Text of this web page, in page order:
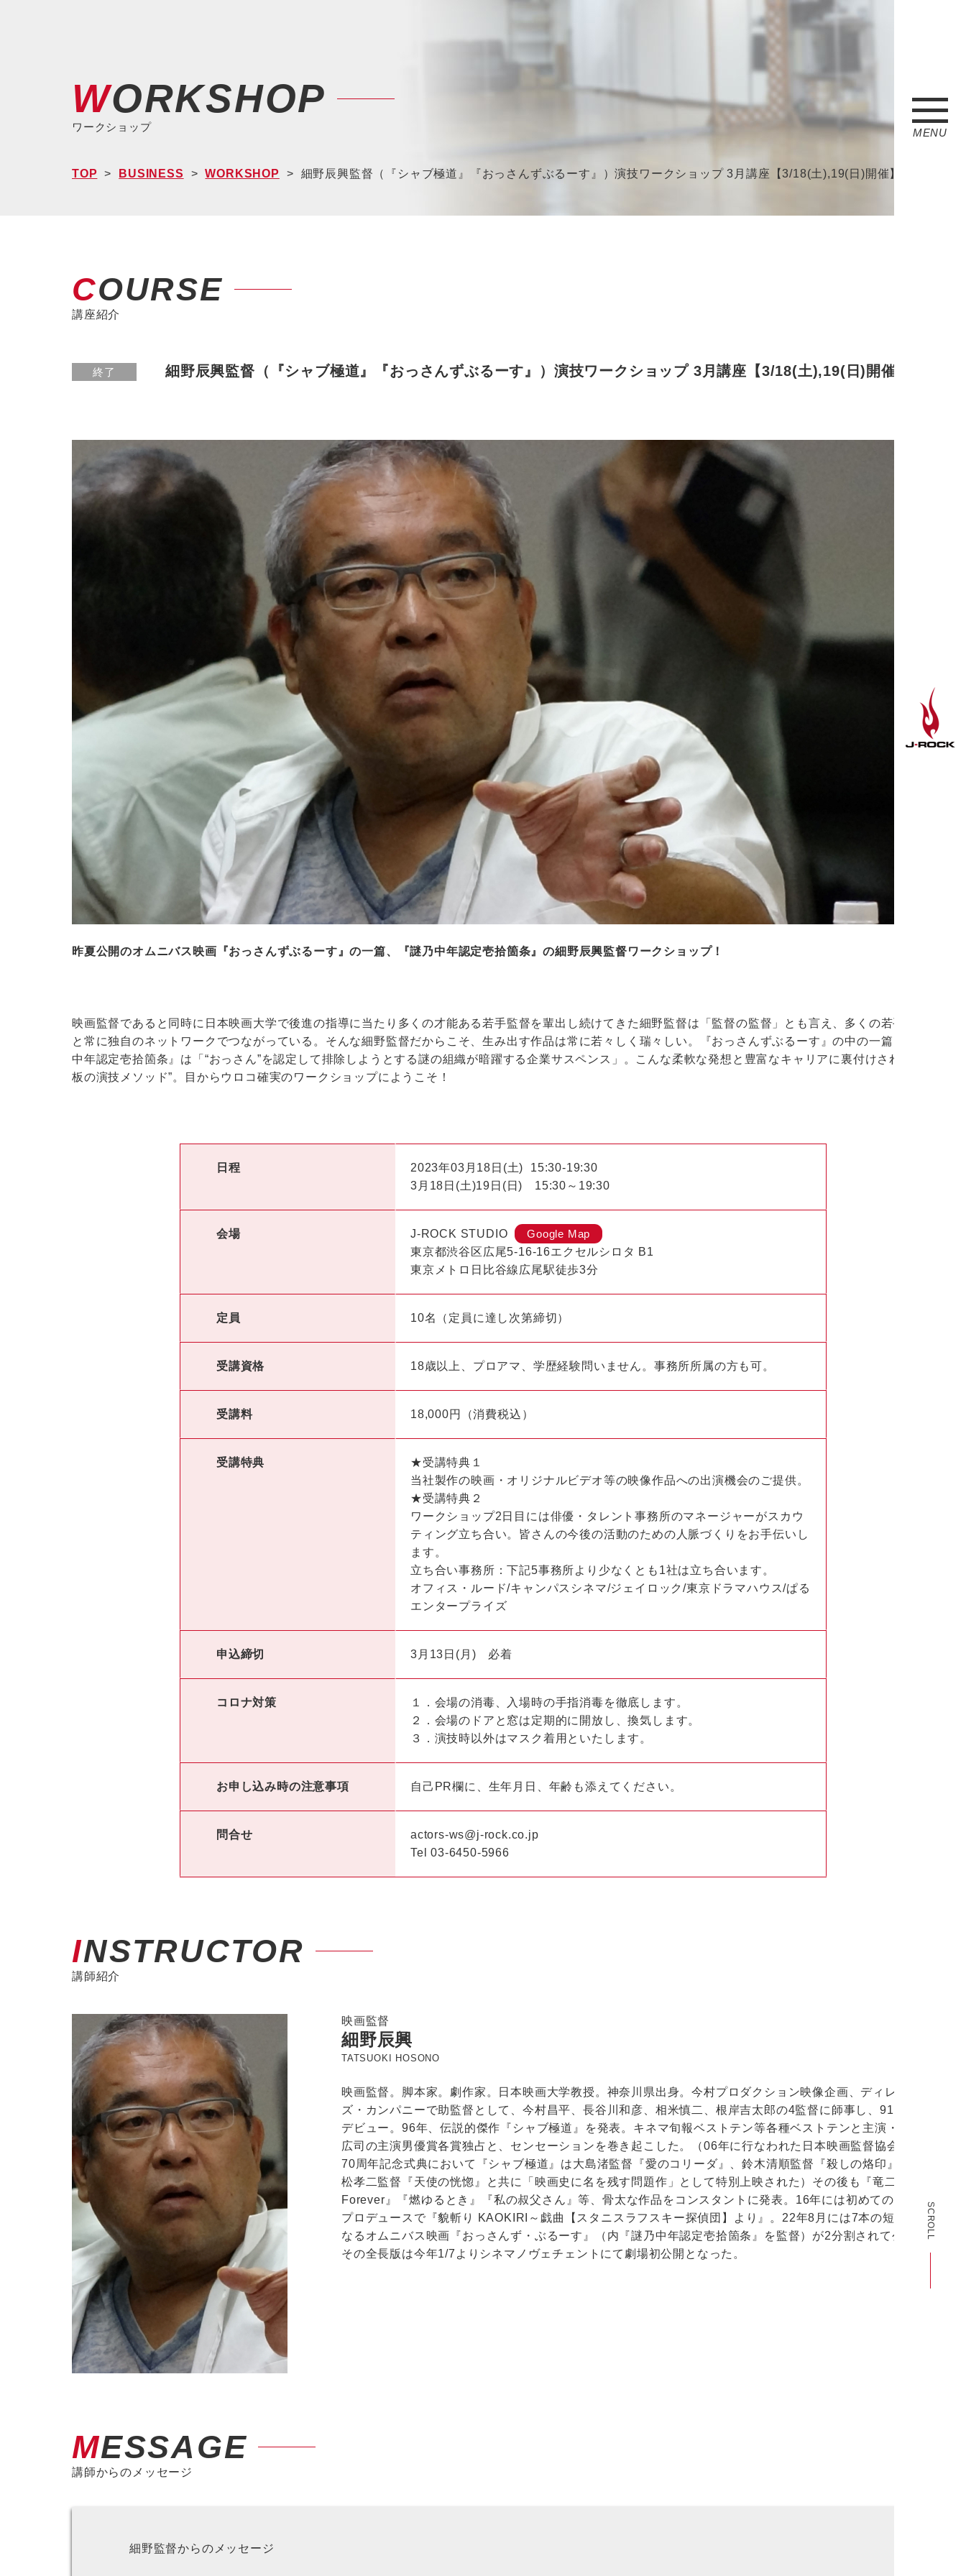
MENU
SCROLL
WORKSHOP
ワークショップ
TOP BUSINESS WORKSHOP 細野辰興監督（『シャブ極道』『おっさんずぶるーす』）演技ワークショップ 3月講座【3/18(土),19(日)開催】
COURSE
講座紹介
終了 細野辰興監督（『シャブ極道』『おっさんずぶるーす』）演技ワークショップ 3月講座【3/18(土),19(日)開催】
昨夏公開のオムニバス映画『おっさんずぶるーす』の一篇、『謎乃中年認定壱拾箇条』の細野辰興監督ワークショップ！
映画監督であると同時に日本映画大学で後進の指導に当たり多くの才能ある若手監督を輩出し続けてきた細野監督は「監督の監督」とも言え、多くの若手監督
と常に独自のネットワークでつながっている。そんな細野監督だからこそ、生み出す作品は常に若々しく瑞々しい。『おっさんずぶるーす』の中の一篇『謎乃
中年認定壱拾箇条』は「“おっさん”を認定して排除しようとする謎の組織が暗躍する企業サスペンス」。こんな柔軟な発想と豊富なキャリアに裏付けされた“鉄
板の演技メソッド”。目からウロコ確実のワークショップにようこそ！
日程 2023年03月18日(土)
15:30-19:30
3月18日(土)19日(日) 15:30～19:30
会場 J-ROCK STUDIO
Google Map
東京都渋谷区広尾5-16-16エクセルシロタ B1
東京メトロ日比谷線広尾駅徒歩3分
定員 10名（定員に達し次第締切）
受講資格 18歳以上、プロアマ、学歴経験問いません。事務所所属の方も可。
受講料 18,000円（消費税込）
受講特典
★受講特典１
当社製作の映画・オリジナルビデオ等の映像作品への出演機会のご提供。
★受講特典２
ワークショップ2日目には俳優・タレント事務所のマネージャーがスカウ
ティング立ち合い。皆さんの今後の活動のための人脈づくりをお手伝いし
ます。
立ち合い事務所：下記5事務所より少なくとも1社は立ち合います。
オフィス・ルード/キャンパスシネマ/ジェイロック/東京ドラマハウス/ぱる
エンタープライズ
申込締切 3月13日(月) 必着
コロナ対策
１．会場の消毒、入場時の手指消毒を徹底します。
２．会場のドアと窓は定期的に開放し、換気します。
３．演技時以外はマスク着用といたします。
お申し込み時の注意事項 自己PR欄に、生年月日、年齢も添えてください。
問合せ
actors-ws@j-rock.co.jp
Tel 03-6450-5966
INSTRUCTOR
講師紹介
映画監督
細野辰興
TATSUOKI HOSONO
映画監督。脚本家。劇作家。日本映画大学教授。神奈川県出身。今村プロダクション映像企画、ディレクター
ズ・カンパニーで助監督として、今村昌平、長谷川和彦、相米慎二、根岸吉太郎の4監督に師事し、91年監督
デビュー。96年、伝説的傑作『シャブ極道』を発表。キネマ旬報ベストテン等各種ベストテンと主演・役所
広司の主演男優賞各賞独占と、センセーションを巻き起こした。（06年に行なわれた日本映画監督協会創立
70周年記念式典において『シャブ極道』は大島渚監督『愛のコリーダ』、鈴木清順監督『殺しの烙印』、若
松孝二監督『天使の恍惚』と共に「映画史に名を残す問題作」として特別上映された）その後も『竜二
Forever』『燃ゆるとき』『私の叔父さん』等、骨太な作品をコンスタントに発表。16年には初めての監督＆
プロデュースで『貌斬り KAOKIRI～戯曲【スタニスラフスキー探偵団】より』。22年8月には7本の短編から
なるオムニバス映画『おっさんず・ぶるーす』（内『謎乃中年認定壱拾箇条』を監督）が2分割されて公開。
その全長版は今年1/7よりシネマノヴェチェントにて劇場初公開となった。
MESSAGE
講師からのメッセージ
細野監督からのメッセージ